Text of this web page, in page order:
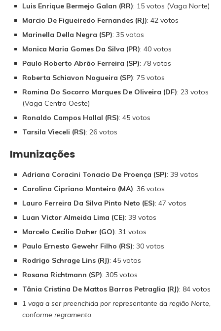
Luis Enrique Bermejo Galan (RR): 15 votos (Vaga Norte)
Marcio De Figueiredo Fernandes (RJ): 42 votos
Marinella Della Negra (SP): 35 votos
Monica Maria Gomes Da Silva (PR): 40 votos
Paulo Roberto Abrão Ferreira (SP): 78 votos
Roberta Schiavon Nogueira (SP): 75 votos
Romina Do Socorro Marques De Oliveira (DF): 23 votos
(Vaga Centro Oeste)
Ronaldo Campos Hallal (RS): 45 votos
Tarsila Vieceli (RS): 26 votos
Imunizações
Adriana Coracini Tonacio De Proença (SP): 39 votos
Carolina Cipriano Monteiro (MA): 36 votos
Lauro Ferreira Da Silva Pinto Neto (ES): 47 votos
Luan Victor Almeida Lima (CE): 39 votos
Marcelo Cecilio Daher (GO): 31 votos
Paulo Ernesto Gewehr Filho (RS): 30 votos
Rodrigo Schrage Lins (RJ): 45 votos
Rosana Richtmann (SP): 305 votos
Tânia Cristina De Mattos Barros Petraglia (RJ): 84 votos
1 vaga a ser preenchida por representante da região Norte,
conforme regramento